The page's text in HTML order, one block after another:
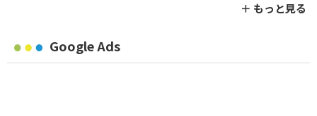
＋ もっと見る
Google Ads